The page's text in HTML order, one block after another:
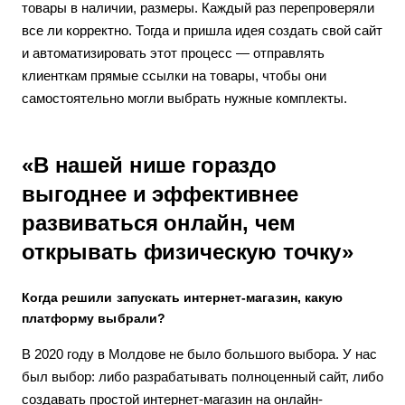
товары в наличии, размеры. Каждый раз перепроверяли
все ли корректно. Тогда и пришла идея создать свой сайт
и автоматизировать этот процесс — отправлять
клиенткам прямые ссылки на товары, чтобы они
самостоятельно могли выбрать нужные комплекты.
«В нашей нише гораздо
выгоднее и эффективнее
развиваться онлайн, чем
открывать физическую точку»
Когда решили запускать интернет-магазин, какую
платформу выбрали?
В 2020 году в Молдове не было большого выбора. У нас
был выбор: либо разрабатывать полноценный сайт, либо
создавать простой интернет-магазин на онлайн-